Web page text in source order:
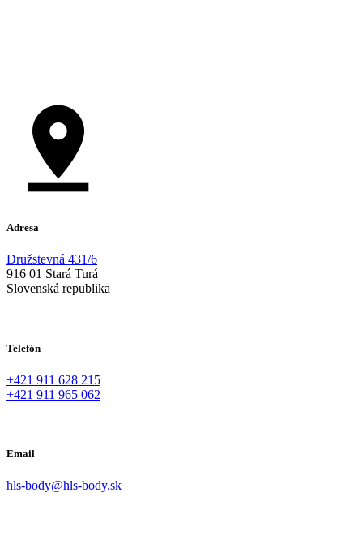
Adresa
Družstevná 431/6
916 01 Stará Turá
Slovenská republika
Telefón
+421 911 628 215
+421 911 965 062
Email
hls-body@hls-body.sk